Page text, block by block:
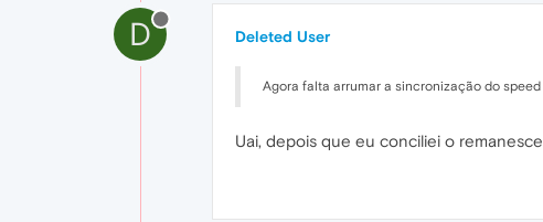
D Deleted User
Agora falta arrumar a sincronização do speed
Uai, depois que eu conciliei o